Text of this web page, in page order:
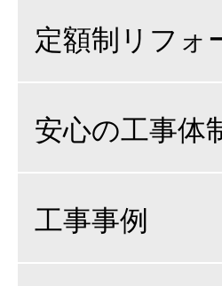
定額制リフォ
安心の工事体
工事事例